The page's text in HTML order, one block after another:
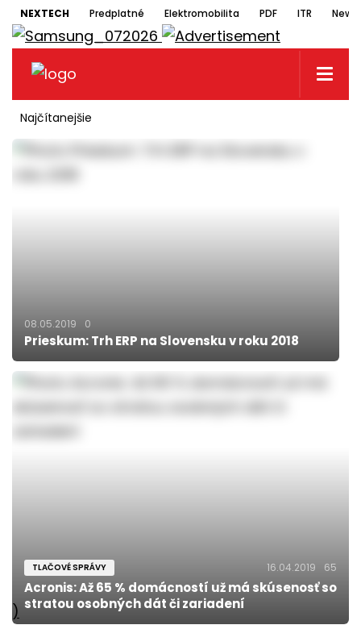
NEXTECH Predplatné Elektromobilita PDF ITR
Najčítanejšie
08.05.2019 0
Prieskum: Trh ERP na Slovensku v roku 2018
)
TLAČOVÉ SPRÁVY 16.04.2019 65
Acronis: Až 65 % domácností už má skúsenosť so
stratou osobných dát či zariadení